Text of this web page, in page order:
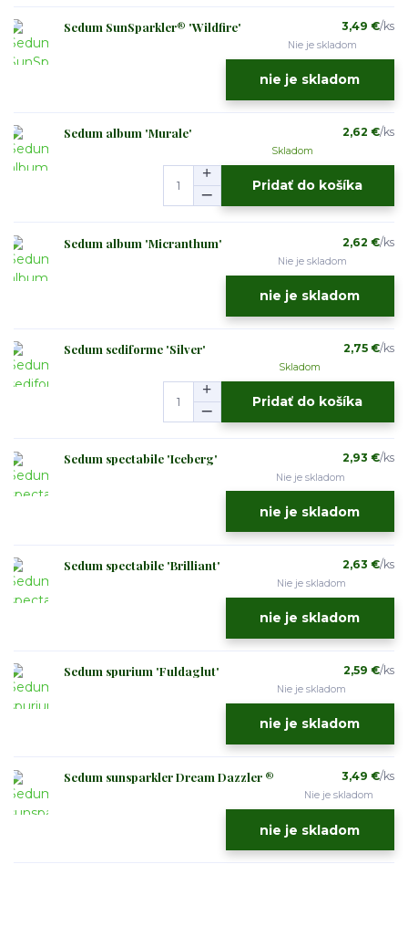
Sedum SunSparkler® 'Wildfire' 3,49 €/ks
Nie je skladom
nie je skladom
Sedum album 'Murale' 2,62 €/ks
Skladom
Pridať do košíka
Sedum album 'Micranthum' 2,62 €/ks
Nie je skladom
nie je skladom
Sedum sediforme 'Silver' 2,75 €/ks
Skladom
Pridať do košíka
Sedum spectabile 'Iceberg' 2,93 €/ks
Nie je skladom
nie je skladom
Sedum spectabile 'Brilliant' 2,63 €/ks
Nie je skladom
nie je skladom
Sedum spurium 'Fuldaglut' 2,59 €/ks
Nie je skladom
nie je skladom
Sedum sunsparkler Dream Dazzler ® 3,49 €/ks
Nie je skladom
nie je skladom